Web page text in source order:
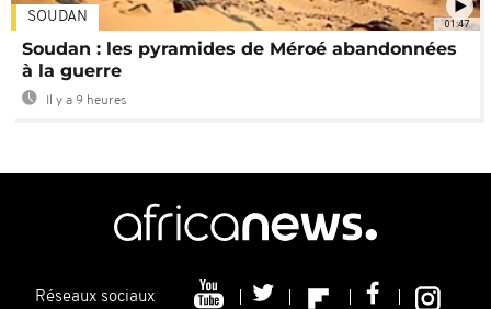
01:47
SOUDAN
Soudan : les pyramides de Méroé abandonnées
à la guerre
Il y a 9 heures
Réseaux sociaux